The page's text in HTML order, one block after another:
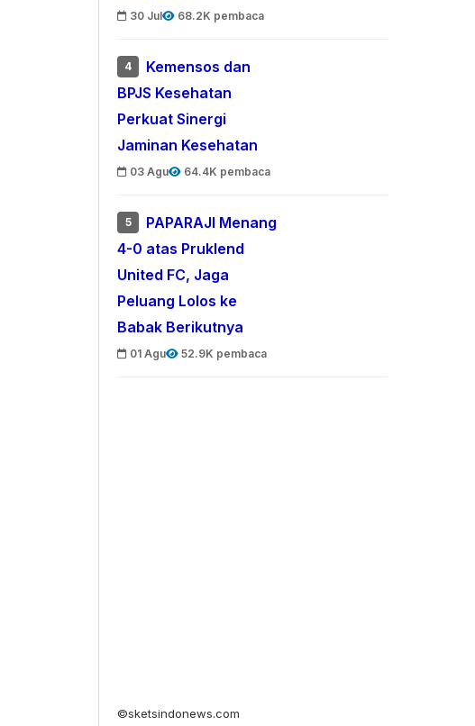
30 Jul 68.2K pembaca
4
Kemensos dan
BPJS Kesehatan
Perkuat Sinergi
Jaminan Kesehatan
03 Agu 64.4K pembaca
5
PAPARAJI Menang
4-0 atas Pruklend
United FC, Jaga
Peluang Lolos ke
Babak Berikutnya
01 Agu 52.9K pembaca
©sketsindonews.com